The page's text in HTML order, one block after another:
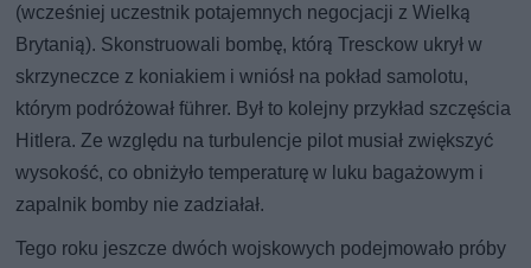
(wcześniej uczestnik potajemnych negocjacji z Wielką
Brytanią). Skonstruowali bombę, którą Tresckow ukrył w
skrzyneczce z koniakiem i wniósł na pokład samolotu,
którym podróżował führer. Był to kolejny przykład szczęścia
Hitlera. Ze względu na turbulencje pilot musiał zwiększyć
wysokość, co obniżyło temperaturę w luku bagażowym i
zapalnik bomby nie zadziałał.
Tego roku jeszcze dwóch wojskowych podejmowało próby